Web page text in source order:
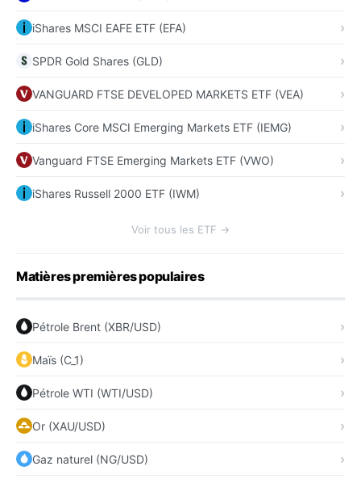
iShares MSCI EAFE ETF (EFA)
SPDR Gold Shares (GLD)
VANGUARD FTSE DEVELOPED MARKETS ETF (VEA)
iShares Core MSCI Emerging Markets ETF (IEMG)
Vanguard FTSE Emerging Markets ETF (VWO)
iShares Russell 2000 ETF (IWM)
Voir tous les ETF →
Matières premières populaires
Pétrole Brent (XBR/USD)
Maïs (C_1)
Pétrole WTI (WTI/USD)
Or (XAU/USD)
Gaz naturel (NG/USD)